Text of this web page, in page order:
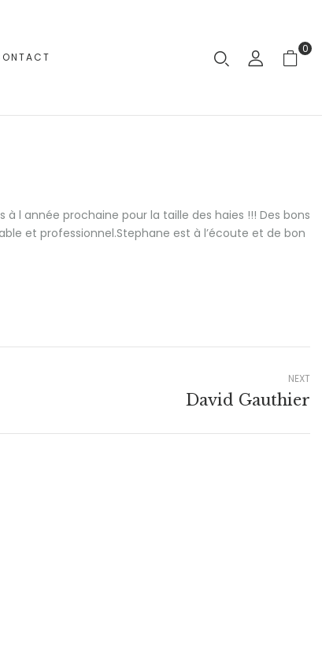
0
l année prochaine pour la taille des haies !!! Des bons
et professionnel.Stephane est à l’écoute et de bon
NEXT
David Gauthier